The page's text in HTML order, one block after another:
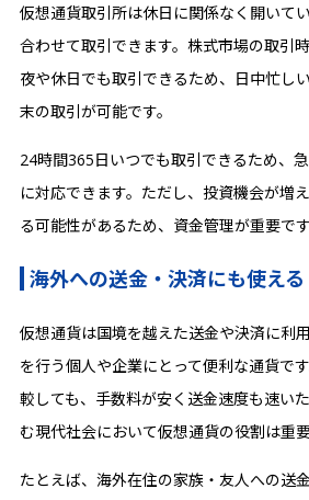
仮想通貨取引所は休日に関係なく開いて
合わせて取引できます。株式市場の取引
夜や休日でも取引できるため、日中忙し
末の取引が可能です。
24時間365日いつでも取引できるため、
に対応できます。ただし、投資機会が増
る可能性があるため、資金管理が重要です
海外への送金・決済にも使える
仮想通貨は国境を越えた送金や決済に利
を行う個人や企業にとって便利な通貨で
較しても、手数料が安く送金速度も速い
む現代社会において仮想通貨の役割は重要
たとえば、海外在住の家族・友人への送